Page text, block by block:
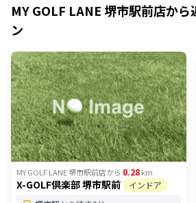
MY GOLF LANE 堺市駅前店から
ン
MY GOLF LANE 堺市駅前店から 0.28km
X-GOLF倶楽部 堺市駅前
インドア